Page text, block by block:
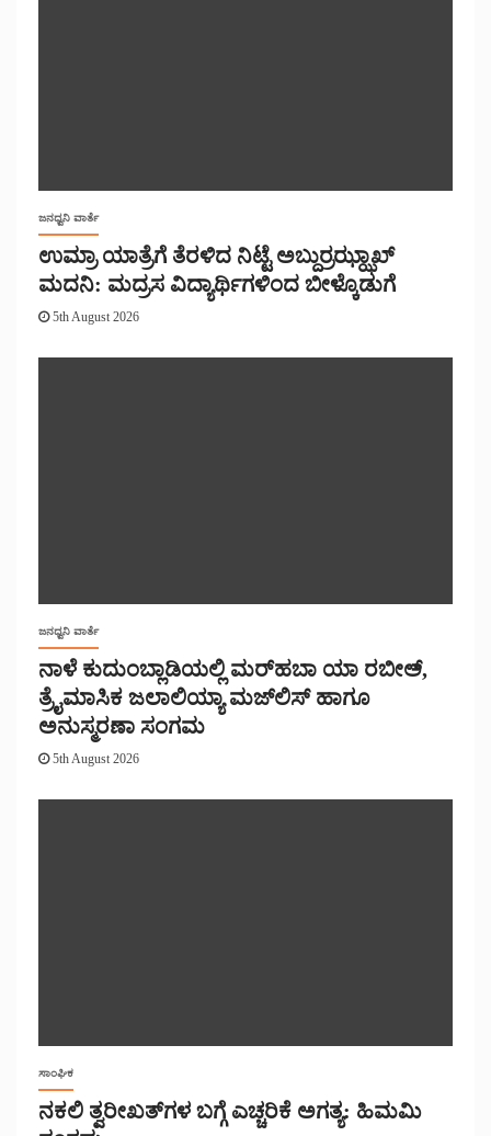
ಜನಧ್ವನಿ ವಾರ್ತೆ
ಉಮ್ರಾ ಯಾತ್ರೆಗೆ ತೆರಳಿದ ನಿಟ್ಟೆ ಅಬ್ದುರ್ರಝ್ಝಾಖ್
ಮದನಿ: ಮದ್ರಸ ವಿದ್ಯಾರ್ಥಿಗಳಿಂದ ಬೀಳ್ಕೊಡುಗೆ
5th August 2026
ಜನಧ್ವನಿ ವಾರ್ತೆ
ನಾಳೆ ಕುದುಂಬ್ಲಾಡಿಯಲ್ಲಿ ಮರ್‌‌ಹಬಾ ಯಾ ರಬೀಅ್,
ತ್ರೈಮಾಸಿಕ ಜಲಾಲಿಯ್ಯಾ ಮಜ್‌‌ಲಿಸ್‌‌ ಹಾಗೂ
ಅನುಸ್ಮರಣಾ ಸಂಗಮ
5th August 2026
ಸಾಂಘಿಕ
ನಕಲಿ ತ್ವರೀಖತ್‌ಗಳ ಬಗ್ಗೆ ಎಚ್ಚರಿಕೆ ಅಗತ್ಯ: ಹಿಮಮಿ